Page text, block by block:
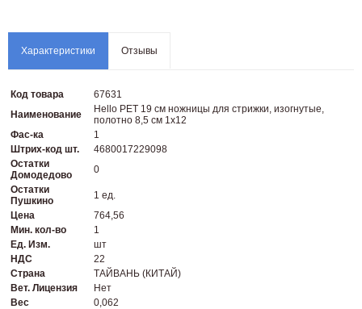
Характеристики Отзывы
Код товара
67631
Наименование
Hello PET 19 см ножницы для стрижки, изогнутые,
полотно 8,5 см 1х12
Фас-ка
1
Штрих-код шт.
4680017229098
Остатки
Домодедово
0
Остатки
Пушкино
1 ед.
Цена
764,56
Мин. кол-во
1
Ед. Изм.
шт
НДС
22
Страна
ТАЙВАНЬ (КИТАЙ)
Вет. Лицензия
Нет
Вес
0,062